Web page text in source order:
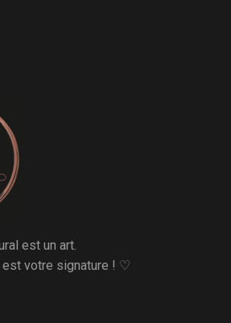
est un art.
est votre signature ! ♡